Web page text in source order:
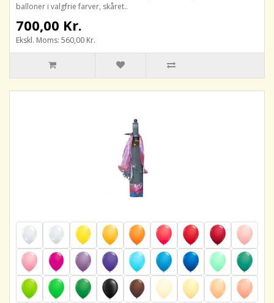
balloner i valgfrie farver, skåret..
700,00 Kr.
Ekskl. Moms: 560,00 Kr.